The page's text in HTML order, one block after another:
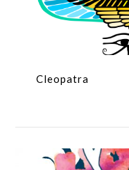
Cleopatra